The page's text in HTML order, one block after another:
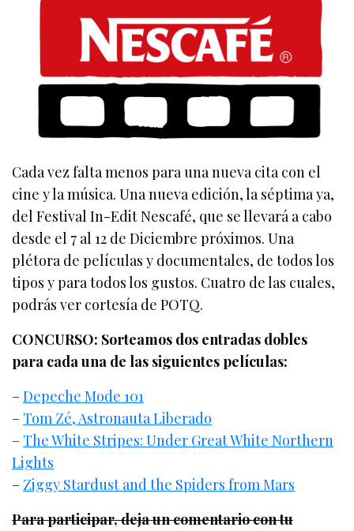
Cada vez falta menos para una nueva cita con el
cine y la música. Una nueva edición, la séptima ya,
del Festival In-Edit Nescafé, que se llevará a cabo
desde el 7 al 12 de Diciembre próximos. Una
plétora de películas y documentales, de todos los
tipos y para todos los gustos. Cuatro de las cuales,
podrás ver cortesía de POTQ.
CONCURSO: Sorteamos dos entradas dobles
para cada una de las siguientes películas:
–Depeche Mode 101
– Tom Zé, Astronauta Liberado
– The White Stripes: Under Great White Northern
Lights
– Ziggy Stardust and the Spiders from Mars
Para participar, deja un comentario con tu